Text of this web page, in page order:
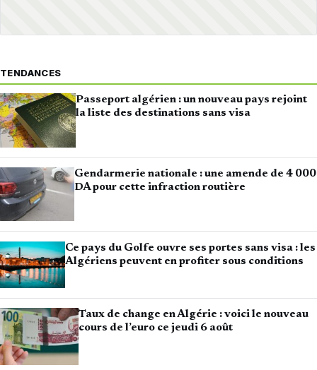
TENDANCES
Passeport algérien : un nouveau pays rejoint
la liste des destinations sans visa
Gendarmerie nationale : une amende de 4 000
DA pour cette infraction routière
Ce pays du Golfe ouvre ses portes sans visa : les
Algériens peuvent en profiter sous conditions
Taux de change en Algérie : voici le nouveau
cours de l’euro ce jeudi 6 août